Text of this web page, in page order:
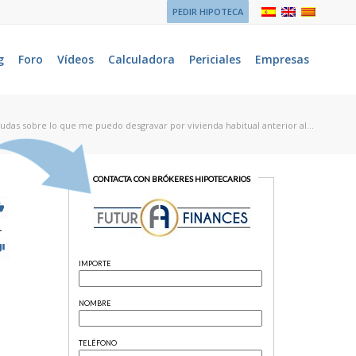
PEDIR HIPOTECA
Foro Vídeos Calculadora Periciales Empresas
sobre lo que me puedo desgravar por vivienda habitual anterior al...